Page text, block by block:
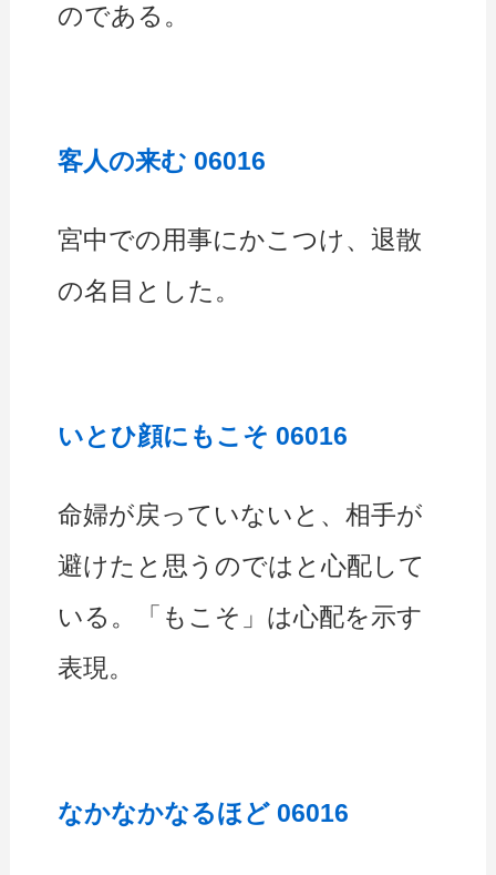
のである。
客人の来む 06016
宮中での用事にかこつけ、退散
の名目とした。
いとひ顔にもこそ 06016
命婦が戻っていないと、相手が
避けたと思うのではと心配して
いる。「もこそ」は心配を示す
表現。
なかなかなるほど 06016